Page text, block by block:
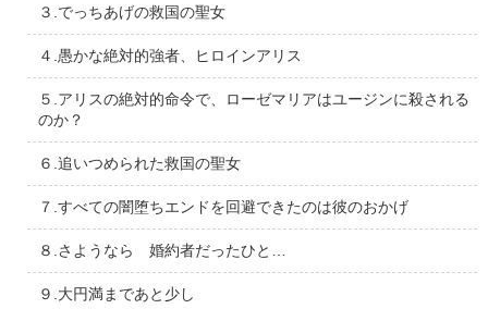
３.でっちあげの救国の聖女
４.愚かな絶対的強者、ヒロインアリス
５.アリスの絶対的命令で、ローゼマリアはユージンに殺される
のか？
６.追いつめられた救国の聖女
７.すべての闇堕ちエンドを回避できたのは彼のおかげ
８.さようなら 婚約者だったひと…
９.大円満まであと少し